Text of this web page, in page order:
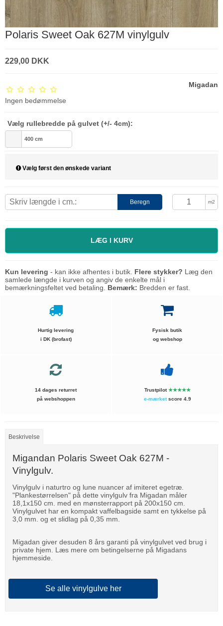
Polaris Sweet Oak 627M vinylgulv
229,00 DKK
Ingen bedømmelse
Migadan
Vælg rullebredde på gulvet (+/- 4cm):
400 cm
Vælg først den ønskede variant
Beregn m2
LÆG I KURV
Kun levering - kan ikke afhentes i butik. Flere stykker? Læg den
samlede længde i kurven og angiv de enkelte mål i
bemærkningsfeltet ved betaling. Bemærk: Bredden er fast.
Hurtig levering
i DK (brofast)
Fysisk butik
og webshop
14 dages returret
på webshoppen
Trustpilot★★★★★
e-mærketscore 4.9
Beskrivelse
Migandan Polaris Sweet Oak 627M -
Vinylgulv.
Vinylgulv i naturtro og lune nuancer af imiteret egetræ.
"Plankestørrelsen" på dette vinylgulv fra Migadan måler
18,1x150 cm. med en mønsterrapport på 200x150 cm.
Vinylgulvet har en kompakt vaffelbagside samt en tykkelse på
3,0 mm. og et slidlag på 0,35 mm.
Migadan giver desuden 8 års garanti på vinylgulvet ved brug i
private hjem. Læs mere om betingelserne på Migadans
hjemmeside.
Se alle vinylgulve her